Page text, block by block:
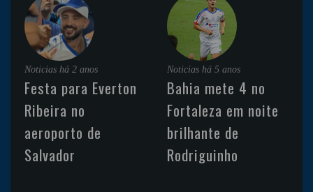
Noticias há 2 anos
Festa para Everton
Ribeira no
aeroporto de
Salvador
Noticias há 5 anos
Bahia mete 4 no
Fortaleza em noite
brilhante de
Rodriguinho